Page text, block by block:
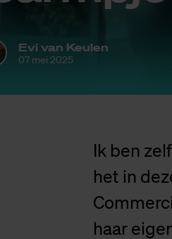
Evi van Keulen
07 mei 2025
Ik ben
het in
haar